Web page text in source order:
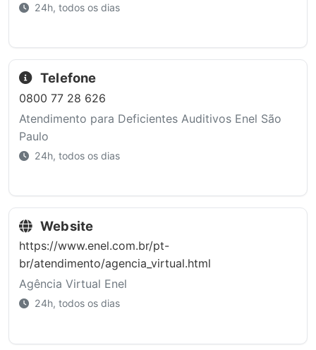
24h, todos os dias
Telefone
0800 77 28 626
Atendimento para Deficientes Auditivos Enel São
Paulo
24h, todos os dias
Website
https://www.enel.com.br/pt-
br/atendimento/agencia_virtual.html
Agência Virtual Enel
24h, todos os dias